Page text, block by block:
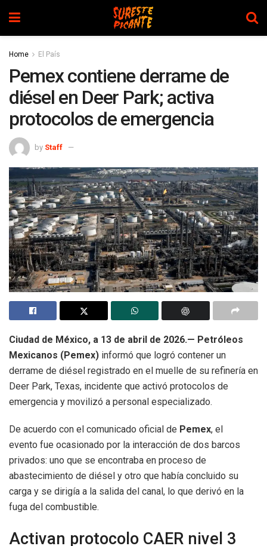
Home El País
Pemex contiene derrame de
diésel en Deer Park; activa
protocolos de emergencia
by Staff
Ciudad de México, a 13 de abril de 2026.— Petróleos
Mexicanos (Pemex) informó que logró contener un
derrame de diésel registrado en el muelle de su refinería en
Deer Park, Texas, incidente que activó protocolos de
emergencia y movilizó a personal especializado.
De acuerdo con el comunicado oficial de Pemex, el
evento fue ocasionado por la interacción de dos barcos
privados: uno que se encontraba en proceso de
abastecimiento de diésel y otro que había concluido su
carga y se dirigía a la salida del canal, lo que derivó en la
fuga del combustible.
Activan protocolo CAER nivel 3